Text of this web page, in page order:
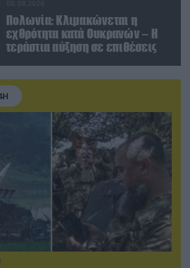
Πολωνία: Κλιμακώνεται η
εχθρότητα κατά Ουκρανών – Η
τεράστια αύξηση σε επιθέσεις